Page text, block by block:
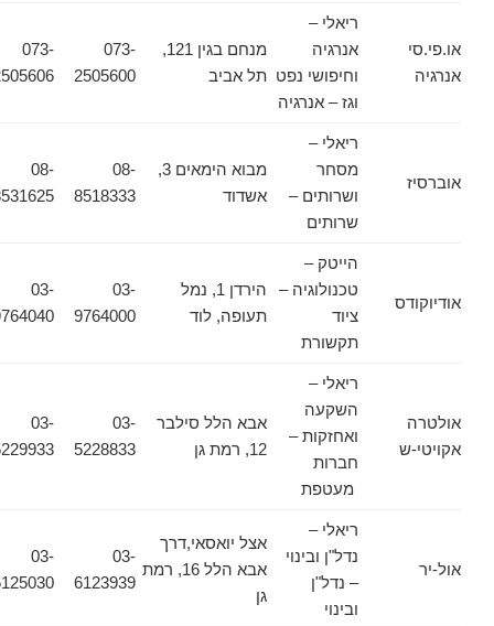
או.פי.סי
אנרגיה
ריאלי –
אנרגיה
וחיפושי נפט
וגז – אנרגיה
מנחם בגין 121,
תל אביב
073-
2505600
073-
2505606
אוברסיז
ריאלי –
מסחר
ושרותים –
שרותים
מבוא הימאים 3,
אשדוד
08-
8518333
08-
8531625
אודיוקודס
הייטק –
טכנולוגיה –
ציוד
תקשורת
הירדן 1, נמל
תעופה, לוד
03-
9764000
03-
9764040
אולטרה
אקויטי-ש
ריאלי –
השקעה
ואחזקות –
חברות
מעטפת
אבא הלל סילבר
12, רמת גן
03-
5228833
03-
5229933
אול-יר
ריאלי –
נדל"ן ובינוי
– נדל"ן
ובינוי
אצל יואסאי,דרך
אבא הלל 16, רמת
03-
6123939
03-
6125030